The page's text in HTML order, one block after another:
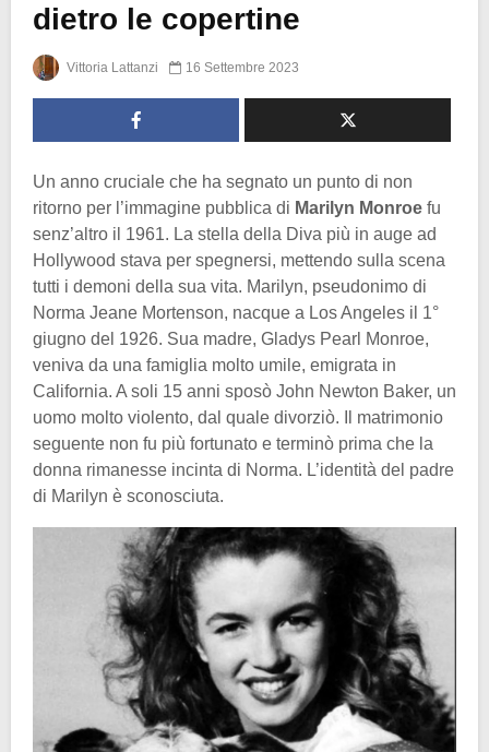
dietro le copertine
Vittoria Lattanzi 16 Settembre 2023
Un anno cruciale che ha segnato un punto di non
ritorno per l’immagine pubblica di Marilyn Monroe fu
senz’altro il 1961. La stella della Diva più in auge ad
Hollywood stava per spegnersi, mettendo sulla scena
tutti i demoni della sua vita. Marilyn, pseudonimo di
Norma Jeane Mortenson, nacque a Los Angeles il 1°
giugno del 1926. Sua madre, Gladys Pearl Monroe,
veniva da una famiglia molto umile, emigrata in
California. A soli 15 anni sposò John Newton Baker, un
uomo molto violento, dal quale divorziò. Il matrimonio
seguente non fu più fortunato e terminò prima che la
donna rimanesse incinta di Norma. L’identità del padre
di Marilyn è sconosciuta.